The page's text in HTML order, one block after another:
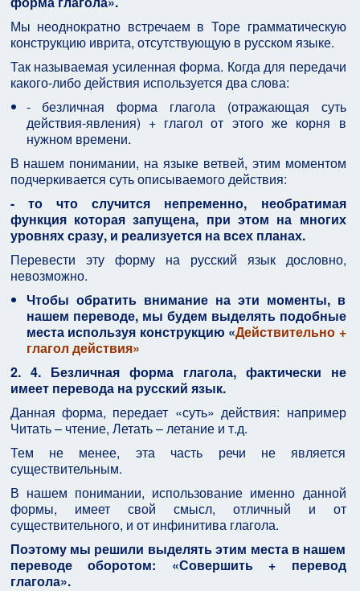
Мы неоднократно встречаем в Торе грамматическую
конструкцию иврита, отсутствующую в русском языке.
Так называемая усиленная форма. Когда для передачи
какого-либо действия используется два слова:
- безличная форма глагола (отражающая суть
действия-явления) + глагол от этого же корня в
нужном времени.
В нашем понимании, на языке ветвей, этим моментом
подчеркивается суть описываемого действия:
- то что случится непременно, необратимая
функция которая запущена, при этом на многих
уровнях сразу, и реализуется на всех планах.
Перевести эту форму на русский язык дословно,
невозможно.
Чтобы обратить внимание на эти моменты, в
нашем переводе, мы будем выделять подобные
места используя конструкцию «Действительно +
глагол действия»
2. 4. Безличная форма глагола, фактически не
имеет перевода на русский язык.
Данная форма, передает «суть» действия: например
Читать – чтение, Летать – летание и т.д.
Тем не менее, эта часть речи не является
существительным.
В нашем понимании, использование именно данной
формы, имеет свой смысл, отличный и от
существительного, и от инфинитива глагола.
Поэтому мы решили выделять этим места в нашем
переводе оборотом: «Совершить + перевод
глагола».